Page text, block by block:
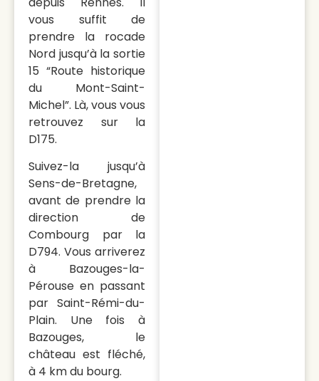
vous suffit de
prendre la rocade
Nord jusqu’à la sortie
15 “Route historique
du Mont-Saint-
Michel”. Là, vous vous
retrouvez sur la
D175.
Suivez-la jusqu’à
Sens-de-Bretagne,
avant de prendre la
direction de
Combourg par la
D794. Vous arriverez
à Bazouges-la-
Pérouse en passant
par Saint-Rémi-du-
Plain. Une fois à
Bazouges, le
château est fléché,
à 4 km du bourg.